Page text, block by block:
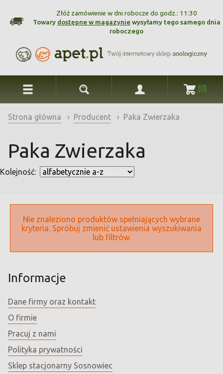
Złóż zamówienie w dni robocze do godz.: 11:30
Towary dostępne w magazyniewysyłamy tego samego dnia
roboczego
(0)
Strona główna › Producent › Paka Zwierzaka
Paka Zwierzaka
Kolejność:
Nie znaleziono produktów spełniających wybrane
kryteria. Spróbuj zmienić ustawienia wyszukiwania
lub filtrów.
Informacje
Dane firmy oraz kontakt
O firmie
Pracuj z nami
Polityka prywatności
Sklep stacjonarny Sosnowiec